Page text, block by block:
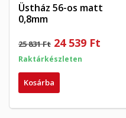
Üstház 56-os matt
0,8mm
25 831 Ft 24 539 Ft
Raktárkészleten
Kosárba